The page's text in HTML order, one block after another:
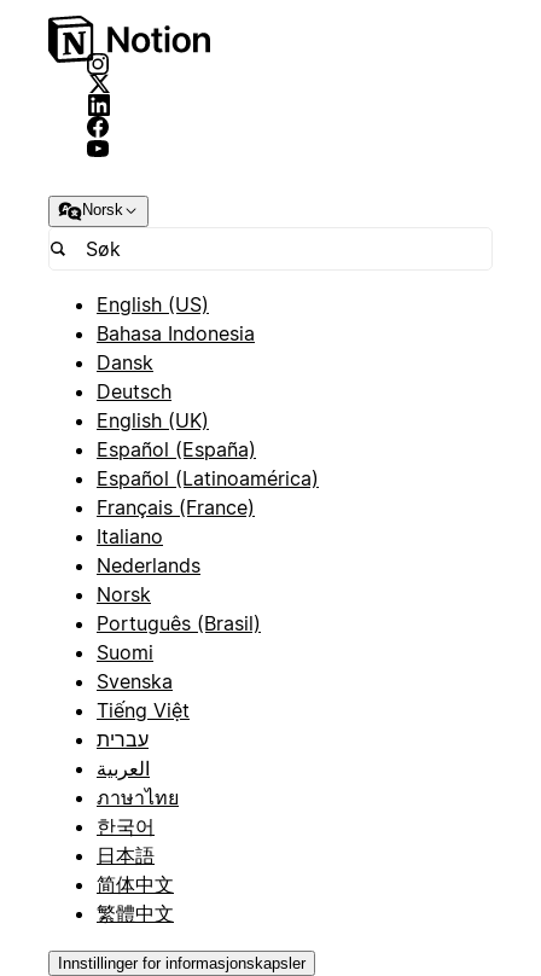
Norsk
English (US)
Bahasa Indonesia
Dansk
Deutsch
English (UK)
Español (España)
Español (Latinoamérica)
Français (France)
Italiano
Nederlands
Norsk
Português (Brasil)
Suomi
Svenska
Tiếng Việt
עברית
العربية
ภาษาไทย
한국어
日本語
简体中文
繁體中文
Innstillinger for informasjonskapsler